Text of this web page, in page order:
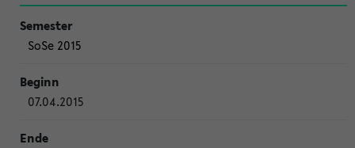
SoSe 2015
07.04.2015